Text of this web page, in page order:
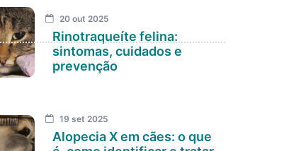
20 out 2025
Rinotraqueíte felina:
sintomas, cuidados e
prevenção
19 set 2025
Alopecia X em cães: o que